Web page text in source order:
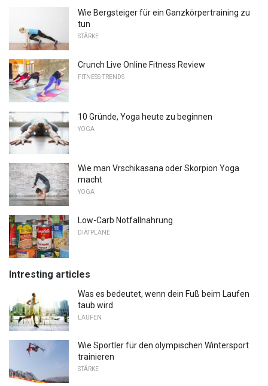
Wie Bergsteiger für ein Ganzkörpertraining zu
tun
STÄRKE
Crunch Live Online Fitness Review
FITNESS-TRENDS
10 Gründe, Yoga heute zu beginnen
YOGA
Wie man Vrschikasana oder Skorpion Yoga
macht
YOGA
Low-Carb Notfallnahrung
DIÄTPLÄNE
Intresting articles
Was es bedeutet, wenn dein Fuß beim Laufen
taub wird
LAUFEN
Wie Sportler für den olympischen Wintersport
trainieren
STÄRKE